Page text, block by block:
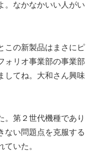
。なかなかいい人がい
この新製品はまさにピ
ォリオ事業部の事業部
してね。大和さん興味
。第２世代機種であり
ない問題点を克服する
いた。